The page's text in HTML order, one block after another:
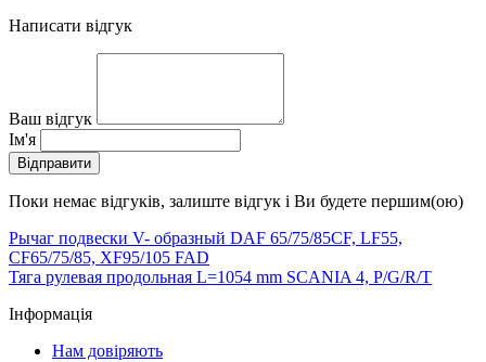
Написати відгук
Ваш відгук
Ім'я
Відправити
Поки немає відгуків, залиште відгук і Ви будете першим(ою)
Рычаг подвески V- образный DAF 65/75/85CF, LF55,
CF65/75/85, XF95/105 FAD
Тяга рулевая продольная L=1054 mm SCANIA 4, P/G/R/T
Інформація
Нам довіряють